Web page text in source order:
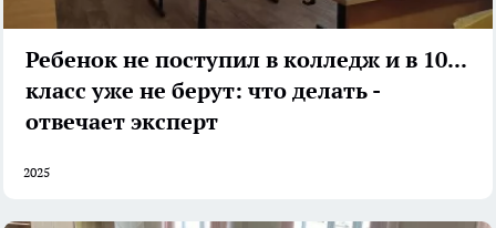
Ребенок не поступил в колледж и в 10-й
класс уже не берут: что делать -
отвечает эксперт
2025